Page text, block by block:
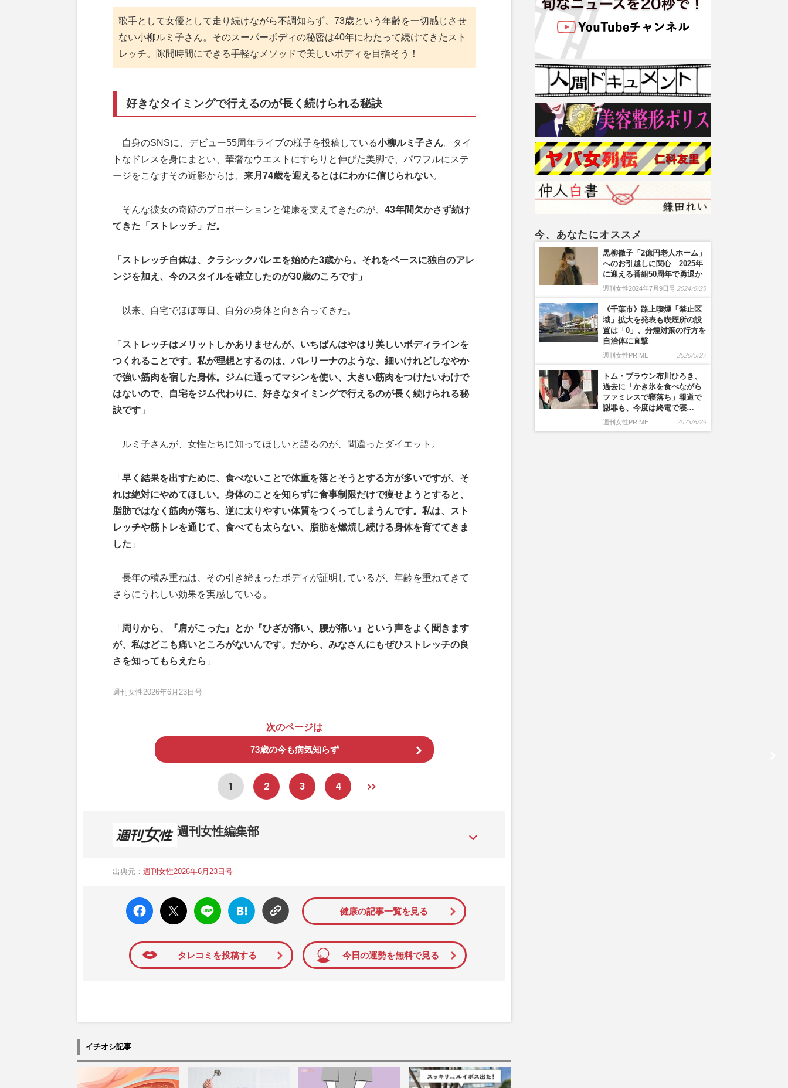
歌手として女優として走り続けながら不調知らず、73歳という年齢を一切感じさせ
ない小柳ルミ子さん。そのスーパーボディの秘密は40年にわたって続けてきたスト
レッチ。隙間時間にできる手軽なメソッドで美しいボディを目指そう！
好きなタイミングで行えるのが長く続けられる秘訣
自身のSNSに、デビュー55周年ライブの様子を投稿している小柳ルミ子さん。タイ
トなドレスを身にまとい、華奢なウエストにすらりと伸びた美脚で、パワフルにステ
ージをこなすその近影からは、 来月74歳を迎えるとはにわかに信じられない。
そんな彼女の奇跡のプロポーションと健康を支えてきたのが、 43年間欠かさず続け
てきた「ストレッチ」だ。
「ストレッチ自体は、クラシックバレエを始めた3歳から。それをベースに独自のアレ
ンジを加え、今のスタイルを確立したのが30歳のころです」
以来、自宅でほぼ毎日、自分の身体と向き合ってきた。
「 ストレッチはメリットしかありませんが、いちばんはやはり美しいボディラインを
つくれることです。私が理想とするのは、バレリーナのような、細いけれどしなやか
で強い筋肉を宿した身体。ジムに通ってマシンを使い、大きい筋肉をつけたいわけで
はないので、自宅をジム代わりに、好きなタイミングで行えるのが長く続けられる秘
訣です 」
ルミ子さんが、女性たちに知ってほしいと語るのが、間違ったダイエット。
「 早く結果を出すために、食べないことで体重を落とそうとする方が多いですが、そ
れは絶対にやめてほしい。身体のことを知らずに食事制限だけで痩せようとすると、
脂肪ではなく筋肉が落ち、逆に太りやすい体質をつくってしまうんです。私は、スト
レッチや筋トレを通じて、食べても太らない、脂肪を燃焼し続ける身体を育ててきま
した 」
長年の積み重ねは、その引き締まったボディが証明しているが、年齢を重ねてきて
さらにうれしい効果を実感している。
「 周りから、『肩がこった』とか『ひざが痛い、腰が痛い』という声をよく聞きます
が、私はどこも痛いところがないんです。だから、みなさんにもぜひストレッチの良
さを知ってもらえたら 」
週刊女性2026年6月23日号
次のページは
73歳の今も病気知らず
1 2 3 4
週刊女性編集部
母”が抱える400万円超の“借金トラブル”」報道をスクープ。この一報から約2か月後、宮内庁は結婚延期を
出典元： 週刊女性2026年6月23日号
faceboo
k いい
ね
X ポス
ト
LINE
はてな
ブック
マーク
健康の記事一覧を見る
タレコミを投稿する 今日の運勢を無料で見る
イチオシ記事
今、あなたにオススメ
黒柳徹子「2億円老人ホーム」
へのお引越しに関心 2025年
に迎える番組50周年で勇退か
週刊女性2024年7月9日号 2024/6/25
《千葉市》路上喫煙「禁止区
域」拡大を発表も喫煙所の設
置は「0」、分煙対策の行方を
自治体に直撃
週刊女性PRIME 2026/5/27
トム・ブラウン布川ひろき、
過去に「かき氷を食べながら
ファミレスで寝落ち」報道で
謝罪も、今度は終電で寝…
週刊女性PRIME 2023/6/29